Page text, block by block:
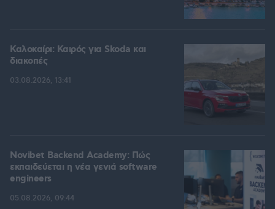
Καλοκαίρι: Καιρός για Skoda και
διακοπές
03.08.2026, 13:41
Novibet Backend Academy: Πώς
εκπαιδεύεται η νέα γενιά software
engineers
05.08.2026, 09:44